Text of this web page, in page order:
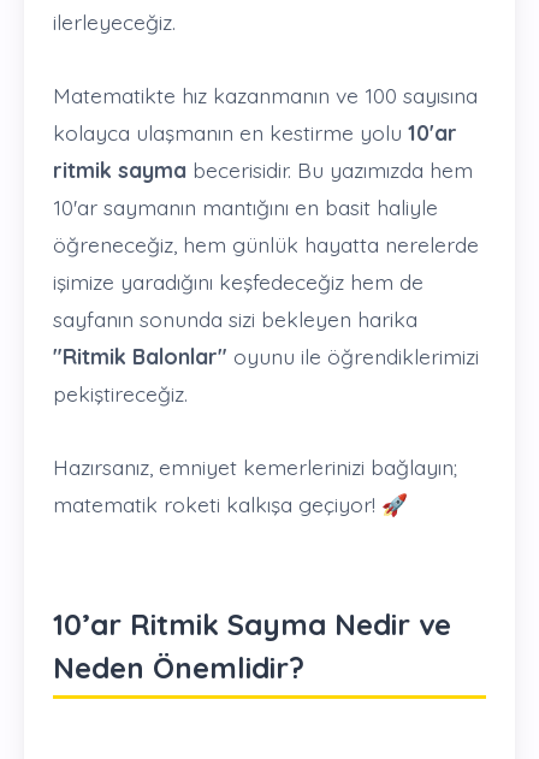
ilerleyeceğiz.
Matematikte hız kazanmanın ve 100 sayısına
kolayca ulaşmanın en kestirme yolu 10'ar
ritmik sayma becerisidir. Bu yazımızda hem
10'ar saymanın mantığını en basit haliyle
öğreneceğiz, hem günlük hayatta nerelerde
işimize yaradığını keşfedeceğiz hem de
sayfanın sonunda sizi bekleyen harika
"Ritmik Balonlar" oyunu ile öğrendiklerimizi
pekiştireceğiz.
Hazırsanız, emniyet kemerlerinizi bağlayın;
matematik roketi kalkışa geçiyor! 🚀
10’ar Ritmik Sayma Nedir ve
Neden Önemlidir?